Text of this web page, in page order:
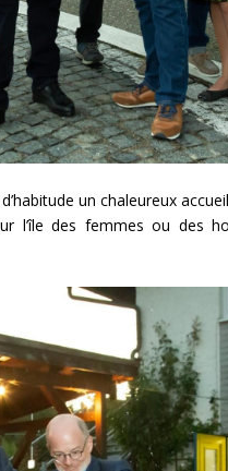
un chaleureux
l’île des femmes ou des